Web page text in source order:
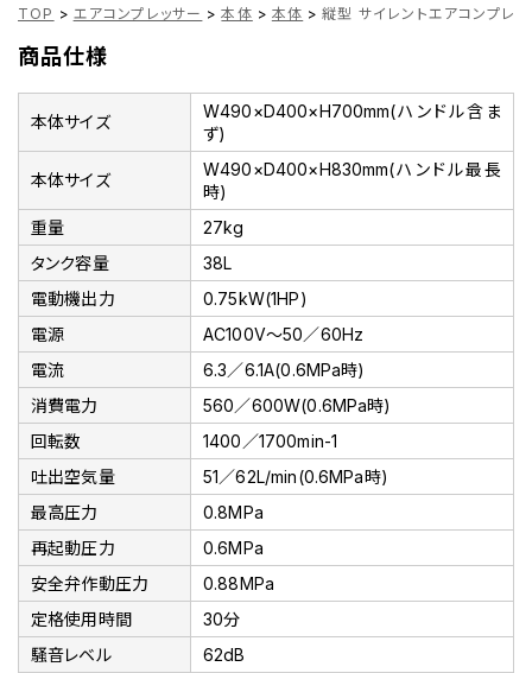
TOP > エアコンプレッサー > 本体 > 本体 > 縦型 サイレントエアコンプ
商品仕様
本体サイズ
W490×D400×H700mm(ハンドル含ま
ず)
本体サイズ
W490×D400×H830mm(ハンドル最長
時)
重量
27kg
タンク容量
38L
電動機出力
0.75kW(1HP)
電源
AC100V～50／60Hz
電流
6.3／6.1A(0.6MPa時)
消費電力
560／600W(0.6MPa時)
回転数
1400／1700min-1
吐出空気量
51／62L/min(0.6MPa時)
最高圧力
0.8MPa
再起動圧力
0.6MPa
安全弁作動圧力
0.88MPa
定格使用時間
30分
騒音レベル
62dB